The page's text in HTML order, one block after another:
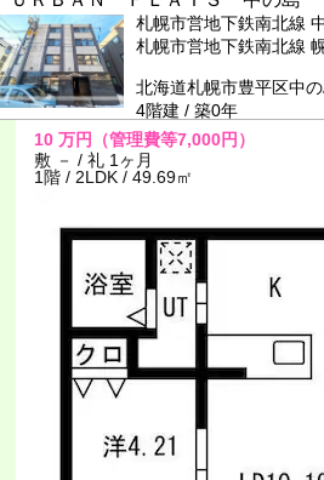
札幌市営地下鉄南北線
札幌市営地下鉄南北線
北海道札幌市豊平区中
4階建 / 築0年
10 万円
（管理費等7,000円）
敷 － / 礼 1ヶ月
1階 / 2LDK / 49.69㎡